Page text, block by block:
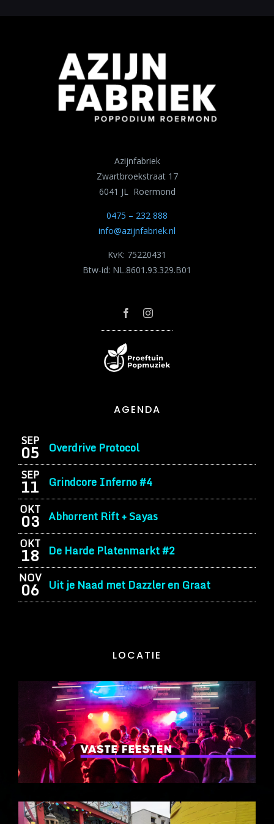
AGENDA
SEP
05 Overdrive Protocol
SEP
11 Grindcore Inferno #4
OKT
03 Abhorrent Rift + Sayas
OKT
18 De Harde Platenmarkt #2
NOV
06 Uit je Naad met Dazzler en Graat
Azijnfabriek
Zwartbroekstraat 17
6041 JL Roermond
0475 – 232 888
info@azijnfabriek.nl
KvK: 75220431
Btw-id: NL.8601.93.329.B01
LOCATIE